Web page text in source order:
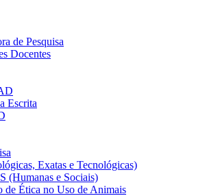
de Pesquisa
Docentes
Escrita
Exatas e Tecnológicas)
(Humanas e Sociais)
de Ética no Uso de Animais